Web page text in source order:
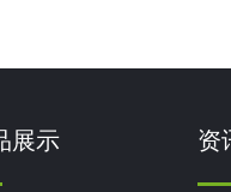
展示 资